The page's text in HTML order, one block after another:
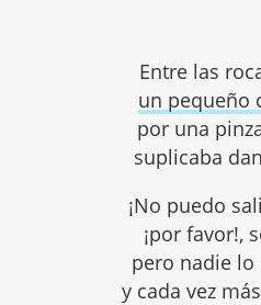
Entre las
un pequeño
por una
suplicaba
¡No puedo
¡por favor!,
pero nadie lo
y cada vez